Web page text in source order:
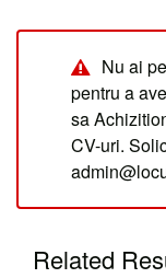
Nu ai
pentru a
sa
CV-uri.
Related